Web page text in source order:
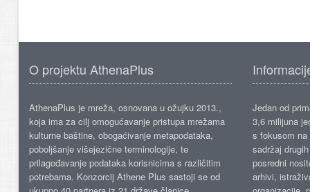
O projektu AthenaPlus
AthenaPlus je mreža, osnovana u ožujku 2013.,
koja ima za cilj omogućavanje pristupa mrežama
kulturne baštine, obogaćivanje metapodataka,
poboljšanje višejezične terminologije, te
prilagođavanje podataka korisnicima s različitim
potrebama. Konzorcij Athene Plus sastoji se od
Jedan od
3,6 milijuna
s fokusom
sadržaj
posredni
arhivi,